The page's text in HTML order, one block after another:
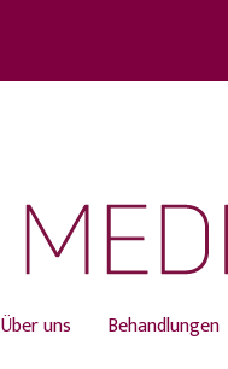
Über uns Behandlungen